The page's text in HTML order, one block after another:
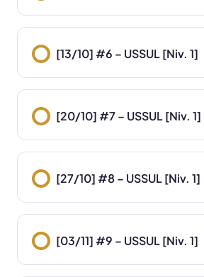
[13/10] #6 – USSUL [Niv. 1]
[20/10] #7 – USSUL [Niv. 1]
[27/10] #8 – USSUL [Niv. 1]
[03/11] #9 – USSUL [Niv. 1]